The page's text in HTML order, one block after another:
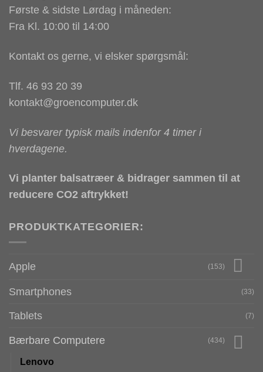
Første & sidste Lørdag i måneden:
Fra Kl. 10:00 til 14:00
Kontakt os gerne, vi elsker spørgsmål:
Tlf. 46 93 20 39
kontakt@groencomputer.dk
Vi besvarer typisk mails indenfor 4 timer i
hverdagene.
Vi planter balsatræer & bidrager sammen til at
reducere CO2 aftrykket!
PRODUKTKATEGORIER:
Apple (153)
Smartphones (33)
Tablets (7)
Bærbare Computere (434)
Lenovo